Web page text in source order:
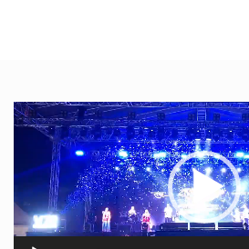
Video
Player